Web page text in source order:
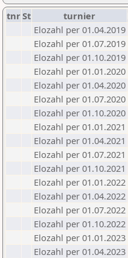
tnrSt turnier
Elozahl per 01.04.2019
Elozahl per 01.07.2019
Elozahl per 01.10.2019
Elozahl per 01.01.2020
Elozahl per 01.04.2020
Elozahl per 01.07.2020
Elozahl per 01.10.2020
Elozahl per 01.01.2021
Elozahl per 01.04.2021
Elozahl per 01.07.2021
Elozahl per 01.10.2021
Elozahl per 01.01.2022
Elozahl per 01.04.2022
Elozahl per 01.07.2022
Elozahl per 01.10.2022
Elozahl per 01.01.2023
Elozahl per 01.04.2023